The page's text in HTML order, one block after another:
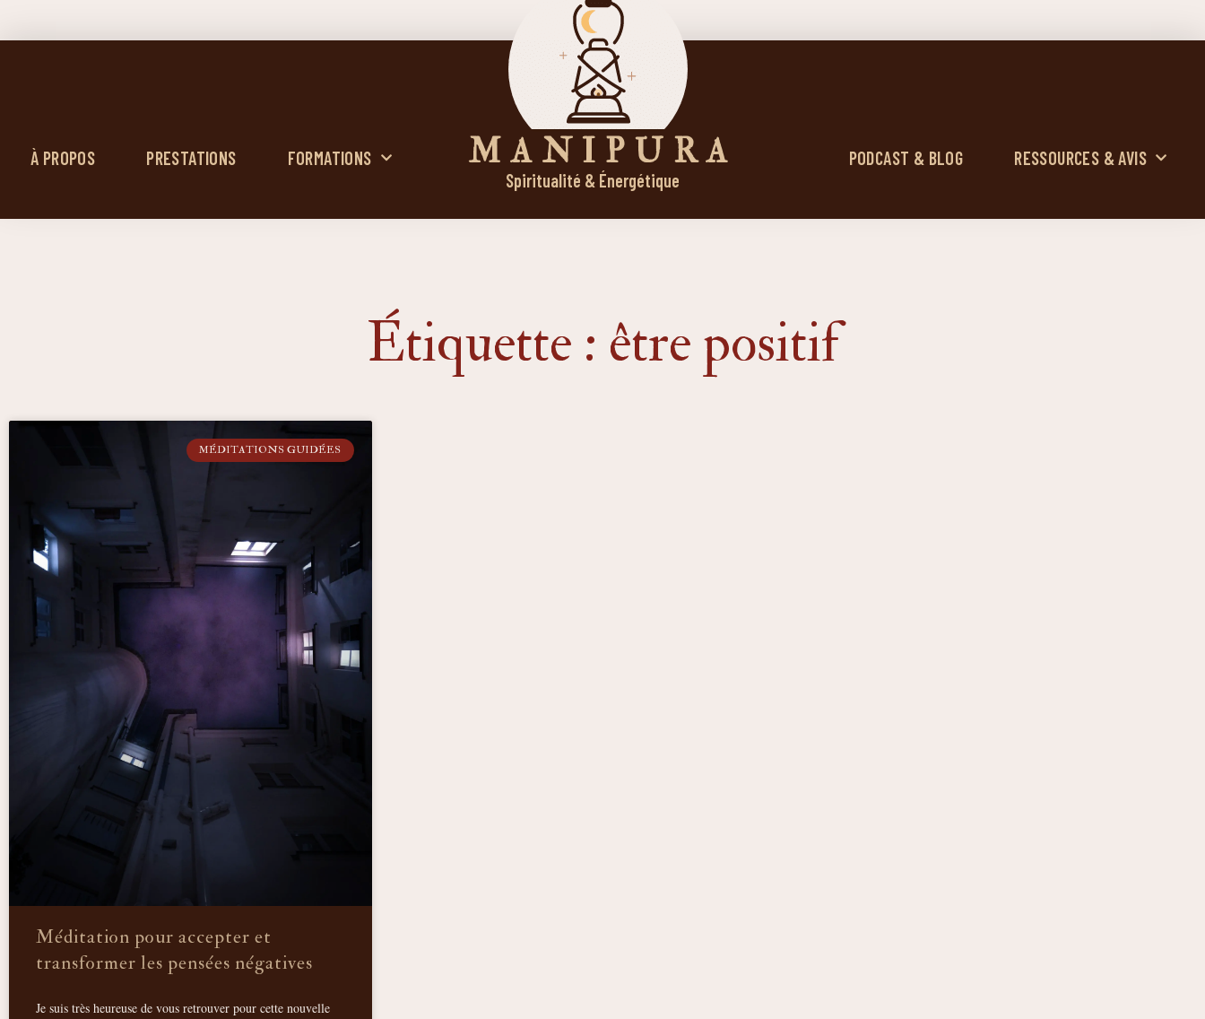
À PROPOS PRESTATIONS FORMATIONS M A N I P U R A PODCAST & BLOG
RESSOURCES & AVIS
Spiritualité & Énergétique
Étiquette : être positif
MÉDITATIONS GUIDÉES
Méditation pour accepter et
transformer les pensées négatives
Je suis très heureuse de vous retrouver pour cette nouvelle